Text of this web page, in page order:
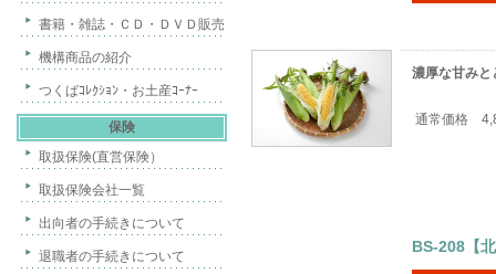
書籍・雑誌・ＣＤ・ＤＶＤ販売
機構商品の紹介
つくばｺﾚｸｼｮﾝ・お土産ｺｰﾅｰ
保険
取扱保険(直営保険）
取扱保険会社一覧
出向者の手続きについて
退職者の手続きについて
濃厚な甘みと
通常価格
BS-208【